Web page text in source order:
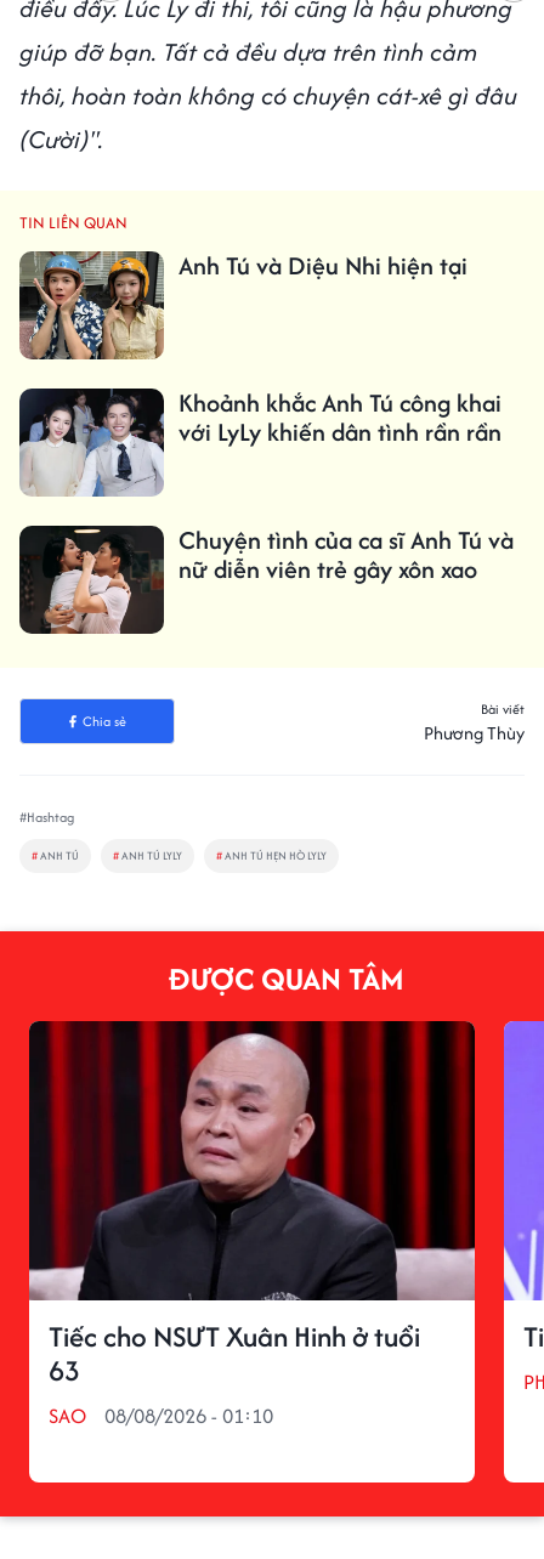
điều đấy. Lúc Ly đi thi, tôi cũng là hậu phương
giúp đỡ bạn. Tất cả đều dựa trên tình cảm
thôi, hoàn toàn không có chuyện cát-xê gì đâu
(Cười)".
TIN LIÊN QUAN
Anh Tú và Diệu Nhi hiện tại
Khoảnh khắc Anh Tú công khai
với LyLy khiến dân tình rần rần
Chuyện tình của ca sĩ Anh Tú và
nữ diễn viên trẻ gây xôn xao
Chia sẻ
Bài viết
Phương Thùy
#Hashtag
#ANH TÚ #ANH TÚ LYLY #ANH TÚ HẸN HÒ LYLY
ĐƯỢC QUAN TÂM
Tiếc cho NSƯT Xuân Hinh ở tuổi
63
SAO 08/08/2026 - 01:10